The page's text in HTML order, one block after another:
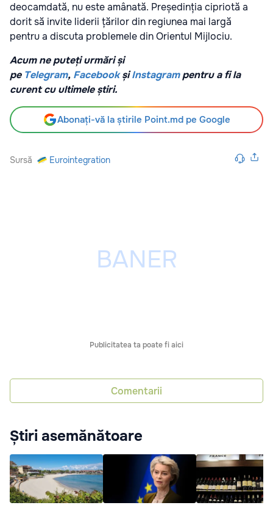
deocamdată, nu este amânată. Președinția cipriotă a
dorit să invite liderii țărilor din regiunea mai largă
pentru a discuta problemele din Orientul Mijlociu.
Acum ne puteți urmări și
pe Telegram, Facebook șiInstagrampentru a fi la
curent cu ultimele știri.
Abonați-vă la știrile Point.md pe Google
Sursă Eurointegration
Publicitatea ta poate fi aici
Comentarii
Știri asemănătoare